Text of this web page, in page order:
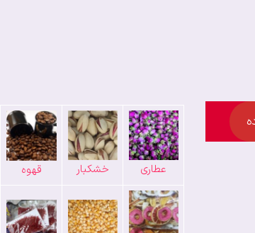
عطاری خشکبار قهوه